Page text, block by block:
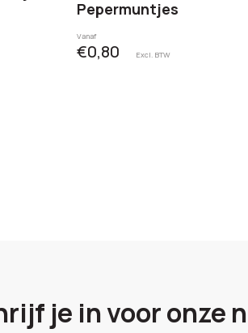
Pepermuntjes
Vanaf
€0,80 Excl. BTW
je in voor onze